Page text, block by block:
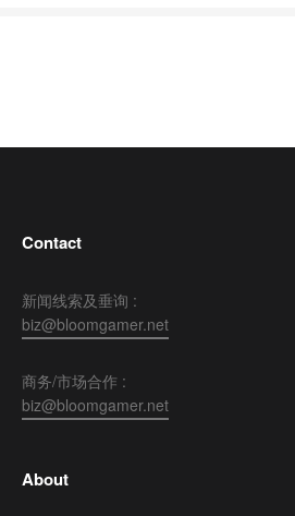
Contact
新闻线索及垂询 :
biz@bloomgamer.net
商务/市场合作 :
biz@bloomgamer.net
About